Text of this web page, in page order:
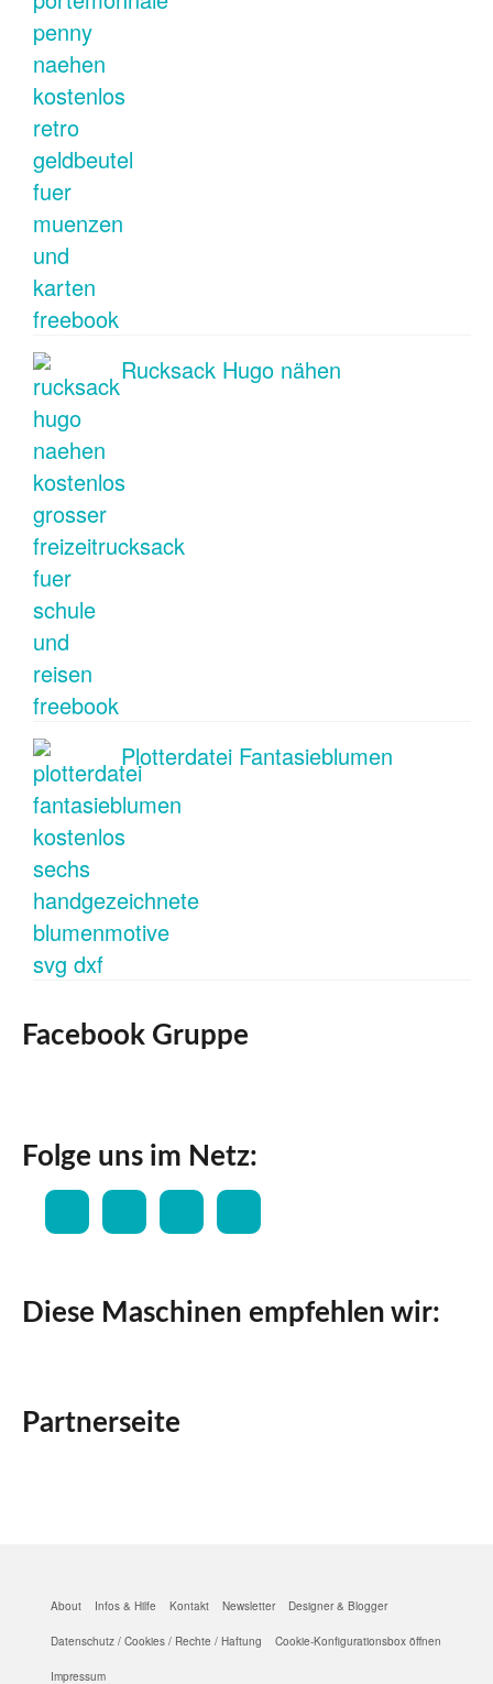
Rucksack Hugo nähen
Plotterdatei Fantasieblumen
Facebook Gruppe
Folge uns im Netz:
Diese Maschinen empfehlen wir:
Partnerseite
About Infos & Hilfe Kontakt Newsletter Designer & Blogger
Datenschutz / Cookies / Rechte / Haftung Cookie-Konfigurationsbox öffnen
Impressum